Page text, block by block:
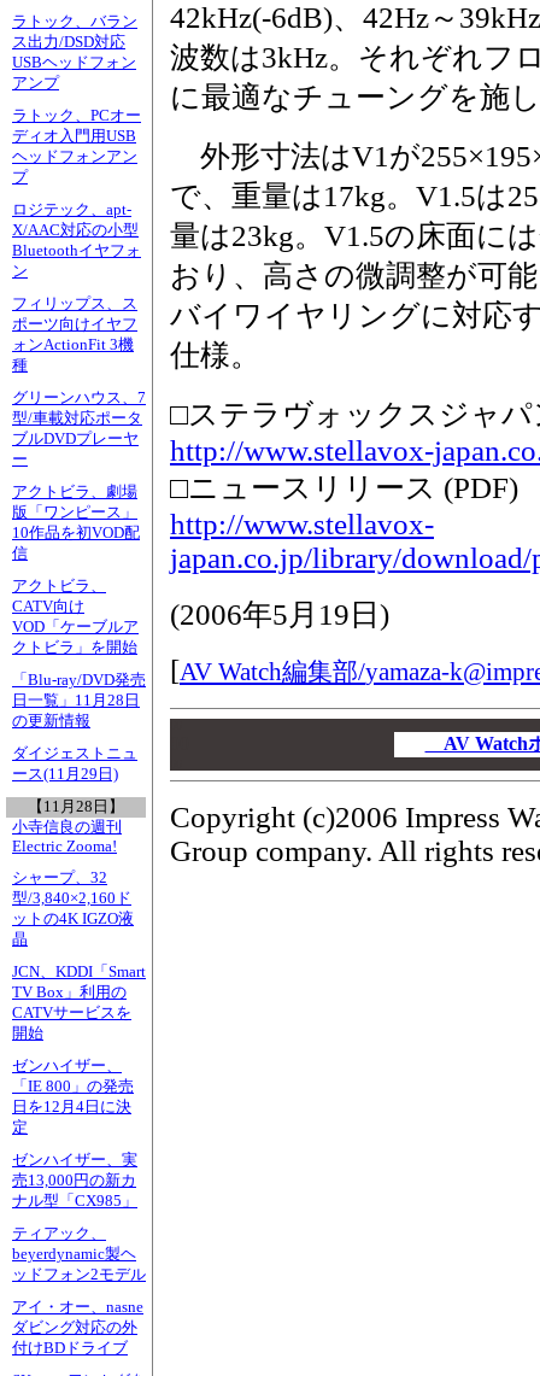
ラトック、バラン
ス出力/DSD対応
USBヘッドフォン
アンプ
ラトック、PCオー
ディオ入門用USB
ヘッドフォンアン
プ
ロジテック、apt-
X/AAC対応の小型
Bluetoothイヤフォ
ン
フィリップス、ス
ポーツ向けイヤフ
ォンActionFit 3機
種
グリーンハウス、7
型/車載対応ポータ
ブルDVDプレーヤ
ー
アクトビラ、劇場
版「ワンピース」
10作品を初VOD配
信
アクトビラ、
CATV向け
VOD「ケーブルア
クトビラ」を開始
「Blu-ray/DVD発売
日一覧」11月28日
の更新情報
ダイジェストニュ
ース(11月29日)
【11月28日】
小寺信良の週刊
Electric Zooma!
シャープ、32
型/3,840×2,160ド
ットの4K IGZO液
晶
JCN、KDDI「Smart
TV Box」利用の
CATVサービスを
開始
ゼンハイザー、
「IE 800」の発売
日を12月4日に決
定
ゼンハイザー、実
売13,000円の新カ
ナル型「CX985」
ティアック、
beyerdynamic製ヘ
ッドフォン2モデル
アイ・オー、nasne
ダビング対応の外
付けBDドライブ
42kHz(-6dB)、42Hz～
波数は3kHz。それぞれフ
に最適なチューングを施
外形寸法はV1が
で、重量は17kg。V1.5は
量は23kg。V1.5の床面に
おり、高さの微調整が可
バイワイヤリングに対応
仕様。
□ステラヴォックスジャ
http://www.stellavox-
□ニュースリリース (PDF)
http://www.stellavox-
japan.co.jp/library/
(2006年5月19日 )
[AV Watch編集部/yamaza-
AV Watch
Copyright (c)2006 Impress
Group company. All rights